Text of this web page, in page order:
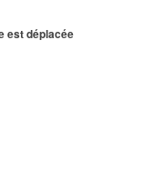
est déplacée